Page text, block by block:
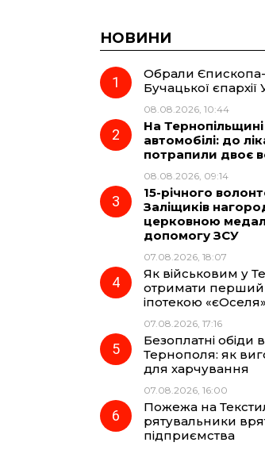
НОВИНИ
Обрали
Бучацької
08.08.2026, 10:44
На Тернопільщині
автомобілі: до
потрапили двоє
08.08.2026, 09:14
15-річного
Заліщиків
церковною
допомогу ЗСУ
07.08.2026, 18:07
Як військовим у
отримати перший
іпотекою «єОселя»
07.08.2026, 17:16
Безоплатні обіди
Тернополя: як
для харчування
07.08.2026, 16:00
Пожежа на
рятувальники
підприємства